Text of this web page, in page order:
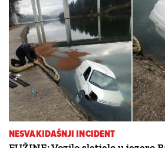
NESVAKIDAŠNJI INCIDENT